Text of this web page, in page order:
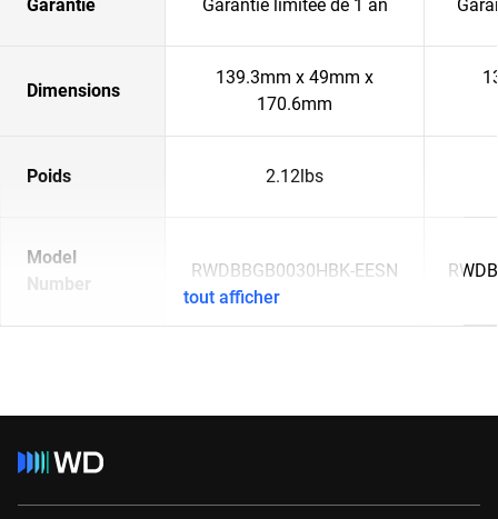
Garantie Garantie limitée de 1 an
Dimensions
139.3mm x 49mm x
170.6mm
Poids 2.12lbs
Model
Number
RWDBBGB0030HBK-EESN
tout afficher